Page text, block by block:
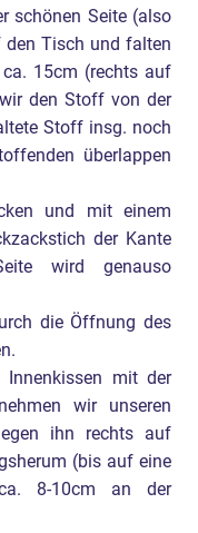
schönen Seite (also
den Tisch und falten
15cm (rechts auf
den Stoff von der
Stoff insg. noch
überlappen
und mit einem
der Kante
wird genauso
die Öffnung des
mit der
wir unseren
ihn rechts auf
(bis auf eine
8-10cm an der